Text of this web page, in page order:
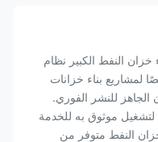
خزان النفط الكبير نظام
لمشاريع بناء خزانات
للنشر الفوري.
لتشغيل موثوق به للخدمة
النفط متوفر من